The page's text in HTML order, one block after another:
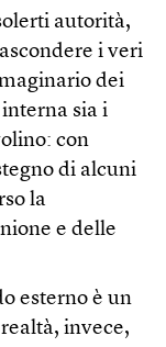
autorità,
i veri
dei
sia i
con
di alcuni
la
e delle
esterno è un
invece,